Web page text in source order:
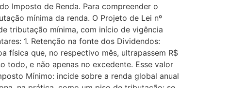
Imposto de Renda. Para compreender o
mínima da renda. O Projeto de Lei nº
tributação mínima, com início de vigência
1. Retenção na fonte dos Dividendos:
física que, no respectivo mês, ultrapassem R$
e não apenas no excedente. Esse valor
Mínimo: incide sobre a renda global anual